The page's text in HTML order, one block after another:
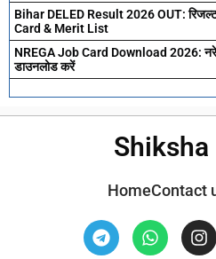
Bihar DELED Result 2026 OUT:
Card & Merit List
NREGA Job Card Download 2026:
डाउनलोड करें
Shiksha
HomeContact